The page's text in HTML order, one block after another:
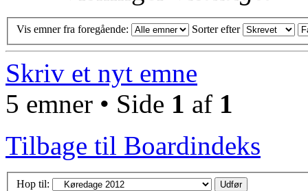
Vis emner fra foregående: Sorter efter
Skriv et nyt emne
5 emner • Side 1 af 1
Tilbage til Boardindeks
Hop til: